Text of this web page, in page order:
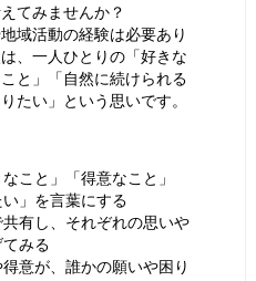
てみませんか？
域活動の経験は必要あり
、一人ひとりの「好きな
と」「自然に続けられる
たい」という思いです。
こと」「得意なこと」
い」を言葉にする
有し、それぞれの思いや
みる
意が、誰かの願いや困り